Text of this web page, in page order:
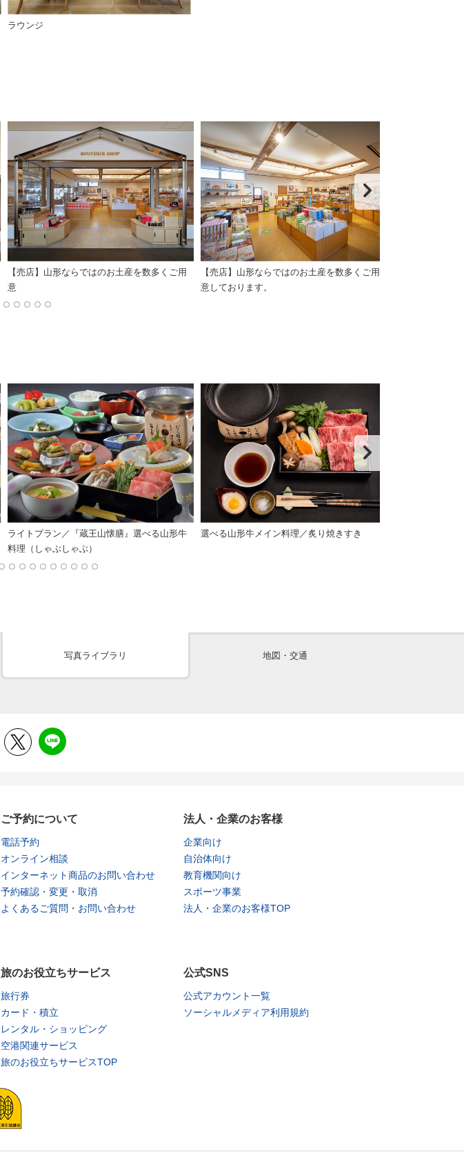
ラウンジ
【売店】山形ならではのお土産を数多くご用
意
【売店】山形ならではのお土産を数多くご用
意しております。
ライトプラン／『蔵王山懐膳』選べる山形牛
料理（しゃぶしゃぶ）
選べる山形牛メイン料理／炙り焼きすき
写真ライブラリ 地図・交通
ご予約について
電話予約
オンライン相談
インターネット商品のお問い合わせ
予約確認・変更・取消
よくあるご質問・お問い合わせ
法人・企業のお客様
企業向け
自治体向け
教育機関向け
スポーツ事業
法人・企業のお客様TOP
旅のお役立ちサービス
旅行券
カード・積立
レンタル・ショッピング
空港関連サービス
旅のお役立ちサービスTOP
公式SNS
公式アカウント一覧
ソーシャルメディア利用規約